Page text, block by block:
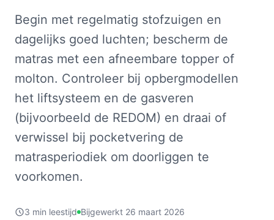
Begin met regelmatig stofzuigen en
dagelijks goed luchten; bescherm de
matras met een afneembare topper of
molton. Controleer bij opbergmodellen
het liftsysteem en de gasveren
(bijvoorbeeld de REDOM) en draai of
verwissel bij pocketvering de
matrasperiodiek om doorliggen te
voorkomen.
3 min leestijd Bijgewerkt 26 maart 2026